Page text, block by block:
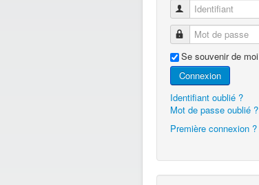
Identifiant
Mot de passe
Se souvenir de moi
Connexion
Identifiant oublié ?
Mot de passe oublié ?
Première connexion ?